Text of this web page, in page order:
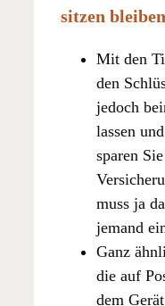
sitzen bleiben
Mit den
den
jedoch
lassen
sparen
muss ja
jemand
Ganz
die auf
dem